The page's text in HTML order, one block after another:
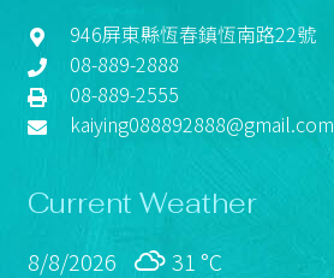
946屏東縣恆春鎮恆南路22號
08-889-2888
08-889-2555
kaiying088892888@gmail.com
Current Weather
8/8/2026 31 °C